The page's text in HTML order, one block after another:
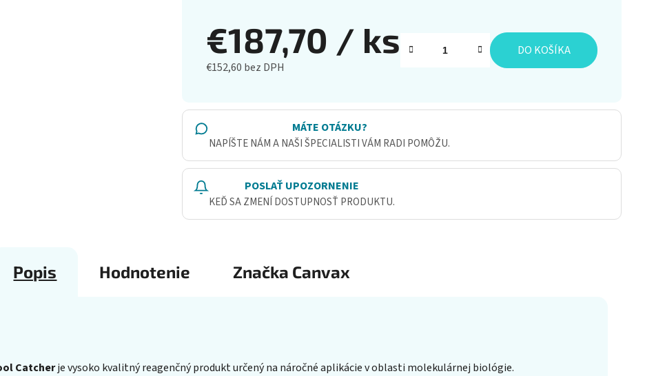
€187,70 / ks
€152,60 bez DPH
DO KOŠÍKA
MÁTE OTÁZKU?
NAPÍŠTE NÁM A NAŠI ŠPECIALISTI VÁM RADI POMÔŽU.
POSLAŤ UPOZORNENIE
KEĎ SA ZMENÍ DOSTUPNOSŤ PRODUKTU.
Popis Hodnotenie Značka Canvax
Catcherje vysoko kvalitný reagenčný produkt určený na náročné aplikácie v oblasti molekulárnej biológie.